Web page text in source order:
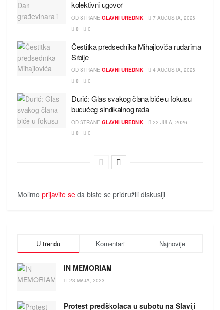
kolektivni ugovor
OD STRANE GLAVNI UREDNIK
7 AUGUSTA, 2026
0
0
Čestitka predsednika Mihajlovića rudarima
Srbije
OD STRANE GLAVNI UREDNIK
4 AUGUSTA, 2026
0
0
Đurić: Glas svakog člana biće u fokusu
budućeg sindikalnog rada
OD STRANE GLAVNI UREDNIK
22 JULA, 2026
0
0
Molimo prijavite se da biste se pridružili diskusiji
U trendu Komentari Najnovije
IN MEMORIAM
23 MAJA, 2023
Protest predškolaca u subotu na Slaviji